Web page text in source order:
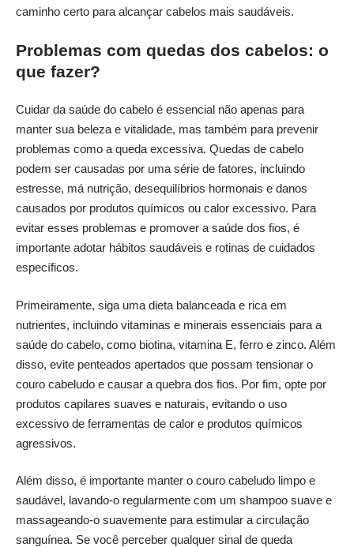
caminho certo para alcançar cabelos mais saudáveis.
Problemas com quedas dos cabelos: o
que fazer?
Cuidar da saúde do cabelo é essencial não apenas para
manter sua beleza e vitalidade, mas também para prevenir
problemas como a queda excessiva. Quedas de cabelo
podem ser causadas por uma série de fatores, incluindo
estresse, má nutrição, desequilíbrios hormonais e danos
causados por produtos químicos ou calor excessivo. Para
evitar esses problemas e promover a saúde dos fios, é
importante adotar hábitos saudáveis e rotinas de cuidados
específicos.
Primeiramente, siga uma dieta balanceada e rica em
nutrientes, incluindo vitaminas e minerais essenciais para a
saúde do cabelo, como biotina, vitamina E, ferro e zinco. Além
disso, evite penteados apertados que possam tensionar o
couro cabeludo e causar a quebra dos fios. Por fim, opte por
produtos capilares suaves e naturais, evitando o uso
excessivo de ferramentas de calor e produtos químicos
agressivos.
Além disso, é importante manter o couro cabeludo limpo e
saudável, lavando-o regularmente com um shampoo suave e
massageando-o suavemente para estimular a circulação
sanguínea. Se você perceber qualquer sinal de queda